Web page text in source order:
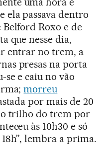
ela passava dentro
Roxo e de
que nesse dia,
entrar no trem, a
presas na porta
e caiu no vão
morreu
por mais de 20
trilho do trem por
às 10h30 e só
lembra a prima.